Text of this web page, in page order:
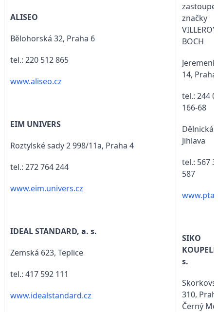
ALISEO
Bělohorská 32, Praha 6
tel.: 220 512 865
www.aliseo.cz
EIM UNIVERS
Roztylské sady 2 998/11a, Praha 4
tel.: 272 764 244
www.eim.univers.cz
IDEAL STANDARD, a. s.
Zemská 623, Teplice
tel.: 417 592 111
www.idealstandard.cz
značky
BOCH
14,
tel.: 244
166-68
Dělnická
Jihlava
tel.: 567
587
SIKO
s.
310,
Černý